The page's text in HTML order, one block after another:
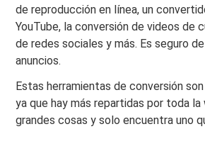
de reproducción en línea, un
YouTube, la conversión de videos de
de redes sociales y más. Es seguro
anuncios.
Estas herramientas de conversión
ya que hay más repartidas por toda
grandes cosas y solo encuentra uno